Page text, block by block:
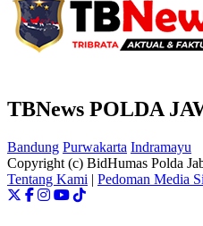
TBNews POLDA
Bandung Purwakarta Indramayu
Copyright (c) BidHumas Polda
Tentang Kami | Pedoman Media